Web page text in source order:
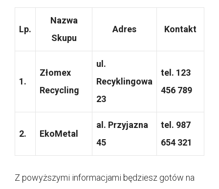
Lp.
Nazwa
Skupu
Adres Kontakt
1.
Złomex
Recycling
ul.
Recyklingowa
23
tel. 123
456 789
2. EkoMetal
al. Przyjazna
45
tel. 987
654 321
Z powyższymi informacjami będziesz gotów na